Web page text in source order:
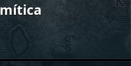
mítica